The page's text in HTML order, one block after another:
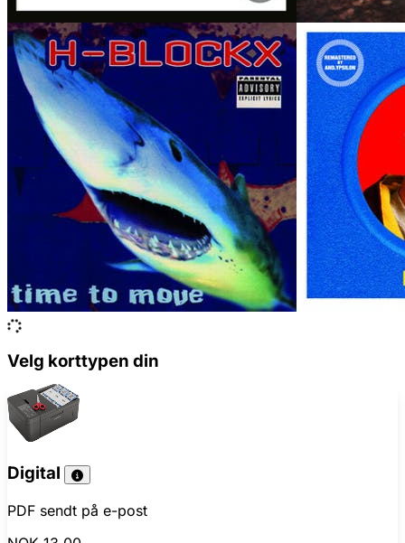
Velg korttypen din
Digital
PDF sendt på e-post